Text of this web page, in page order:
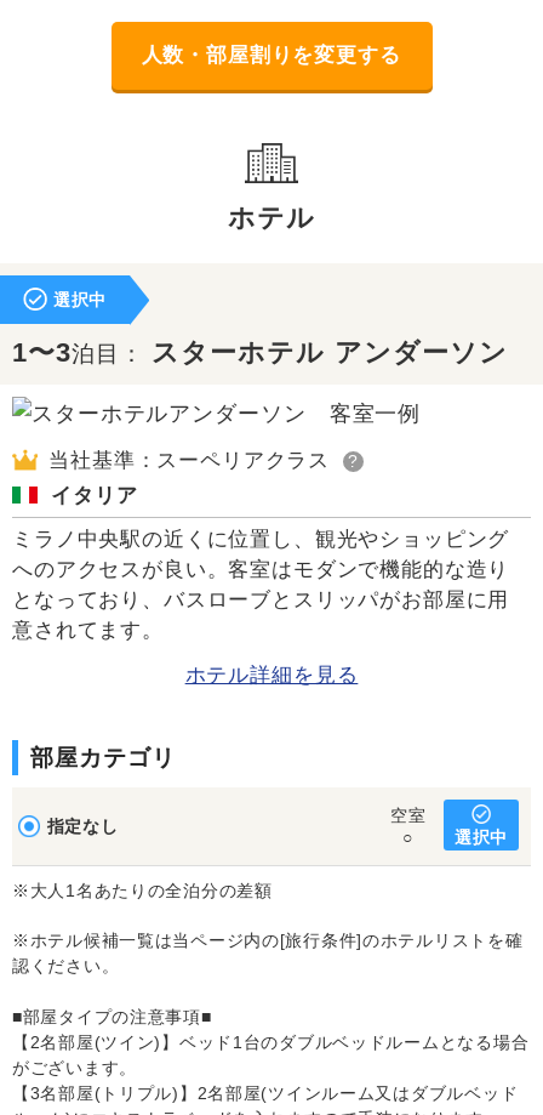
人数・部屋割りを変更する
ホテル
選択中
1〜3泊目： スターホテル アンダーソン
当社基準：スーペリアクラス ?
イタリア
ミラノ中央駅の近くに位置し、観光やショッピング
へのアクセスが良い。客室はモダンで機能的な造り
となっており、バスローブとスリッパがお部屋に用
意されてます。
ホテル詳細を見る
部屋カテゴリ
指定なし
空室
○
選択中
※大人1名あたりの全泊分の差額
※ホテル候補一覧は当ページ内の[旅行条件]のホテルリストを確
認ください。
■部屋タイプの注意事項■
【2名部屋(ツイン)】ベッド1台のダブルベッドルームとなる場合
がございます。
【3名部屋(トリプル)】2名部屋(ツインルーム又はダブルベッド